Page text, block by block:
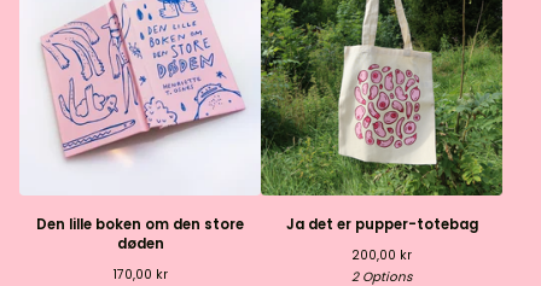
Den lille boken om den store
døden
170,00 kr
Ja det er pupper-totebag
200,00 kr
2 Options